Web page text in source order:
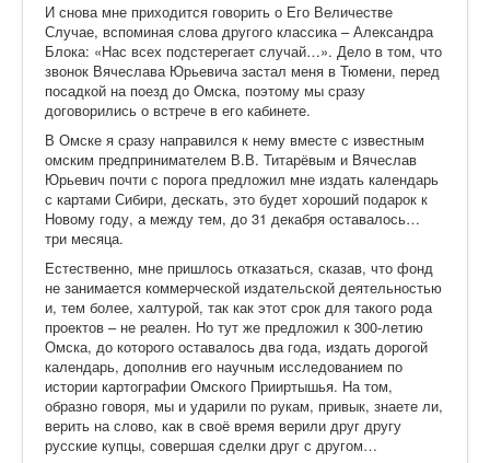
И снова мне приходится говорить о Его Величестве
Случае, вспоминая слова другого классика – Александра
Блока: «Нас всех подстерегает случай…». Дело в том, что
звонок Вячеслава Юрьевича застал меня в Тюмени, перед
посадкой на поезд до Омска, поэтому мы сразу
договорились о встрече в его кабинете.
В Омске я сразу направился к нему вместе с известным
омским предпринимателем В.В. Титарёвым и Вячеслав
Юрьевич почти с порога предложил мне издать календарь
с картами Сибири, дескать, это будет хороший подарок к
Новому году, а между тем, до 31 декабря оставалось…
три месяца.
Естественно, мне пришлось отказаться, сказав, что фонд
не занимается коммерческой издательской деятельностью
и, тем более, халтурой, так как этот срок для такого рода
проектов – не реален. Но тут же предложил к 300-летию
Омска, до которого оставалось два года, издать дорогой
календарь, дополнив его научным исследованием по
истории картографии Омского Прииртышья. На том,
образно говоря, мы и ударили по рукам, привык, знаете ли,
верить на слово, как в своё время верили друг другу
русские купцы, совершая сделки друг с другом…